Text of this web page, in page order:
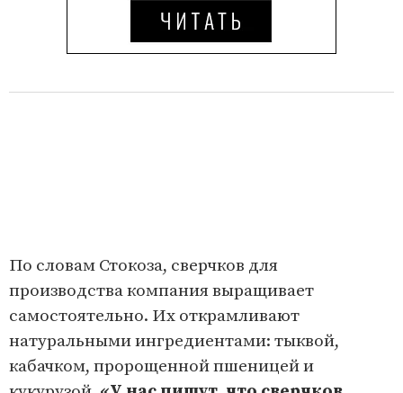
По словам Стокоза, сверчков для
производства компания выращивает
самостоятельно. Их открамливают
натуральными ингредиентами: тыквой,
кабачком, пророщенной пшеницей и